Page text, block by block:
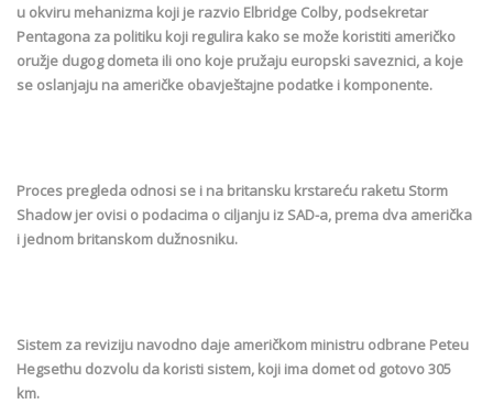
u okviru mehanizma koji je razvio Elbridge Colby, podsekretar
Pentagona za politiku koji regulira kako se može koristiti američko
oružje dugog dometa ili ono koje pružaju europski saveznici, a koje
se oslanjaju na američke obavještajne podatke i komponente.
Proces pregleda odnosi se i na britansku krstareću raketu Storm
Shadow jer ovisi o podacima o ciljanju iz SAD-a, prema dva američka
i jednom britanskom dužnosniku.
Sistem za reviziju navodno daje američkom ministru odbrane Peteu
Hegsethu dozvolu da koristi sistem, koji ima domet od gotovo 305
km.